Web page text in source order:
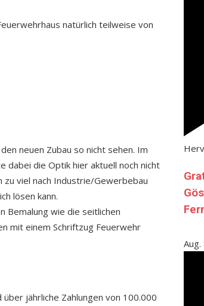
natürlich teilweise von
neuen Zubau so nicht sehen. Im
dabei die Optik hier aktuell noch nicht
zu viel nach Industrie/Gewerbebau
lösen kann.
Bemalung wie die seitlichen
mit einem Schriftzug Feuerwehr
jährliche Zahlungen von 100.000
Aug.